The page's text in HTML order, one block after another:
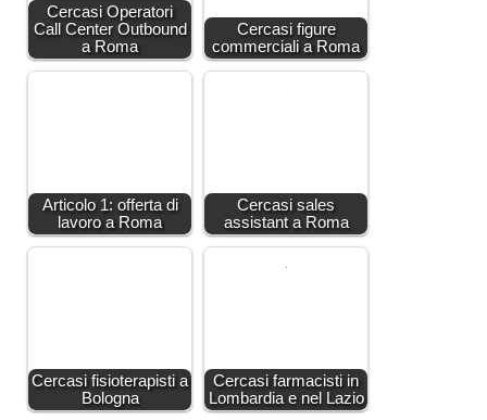
Cercasi Operatori
Call Center Outbound
a Roma
Cercasi figure
commerciali a Roma
Articolo 1: offerta di
lavoro a Roma
Cercasi sales
assistant a Roma
Cercasi fisioterapisti a
Bologna
Cercasi farmacisti in
Lombardia e nel Lazio